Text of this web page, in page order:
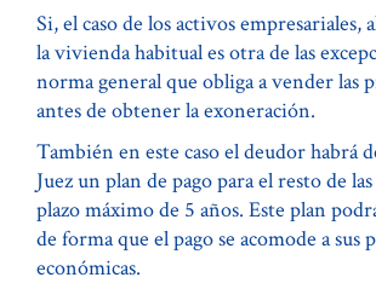
Si, el caso de los activos empresariales,
la vivienda habitual es otra de las
norma general que obliga a vender las
antes de obtener la exoneración.
También en este caso el deudor habrá
Juez un plan de pago para el resto de
plazo máximo de 5 años. Este plan
de forma que el pago se acomode a sus
económicas.